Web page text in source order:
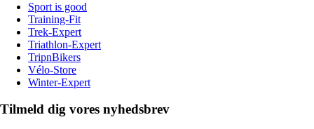
Sport is good
Training-Fit
Trek-Expert
Triathlon-Expert
TripnBikers
Vélo-Store
Winter-Expert
Tilmeld dig vores nyhedsbrev